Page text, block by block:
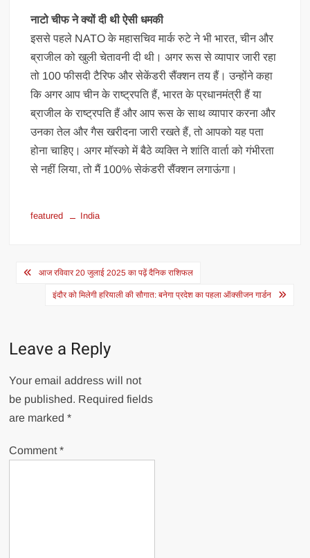
नाटो चीफ ने क्यों दी थी ऐसी धमकी
इससे पहले NATO के महासचिव मार्क रुटे ने भी भारत, चीन और
ब्राजील को खुली चेतावनी दी थी। अगर रूस से व्यापार जारी रहा
तो 100 फीसदी टैरिफ और सेकेंडरी सैंक्शन तय हैं। उन्होंने कहा
कि अगर आप चीन के राष्ट्रपति हैं, भारत के प्रधानमंत्री हैं या
ब्राजील के राष्ट्रपति हैं और आप रूस के साथ व्यापार करना और
उनका तेल और गैस खरीदना जारी रखते हैं, तो आपको यह पता
होना चाहिए। अगर मॉस्को में बैठे व्यक्ति ने शांति वार्ता को गंभीरता
से नहीं लिया, तो मैं 100% सेकंडरी सैंक्शन लगाऊंगा।
featured India
Post
navigation
आज रविवार 20 जुलाई 2025 का पढ़ें दैनिक राशिफल
इंदौर को मिलेगी हरियाली की सौगात: बनेगा प्रदेश का पहला ऑक्सीजन गार्डन
Leave a Reply
Your email address will not
be published. Required fields
are marked*
Comment*